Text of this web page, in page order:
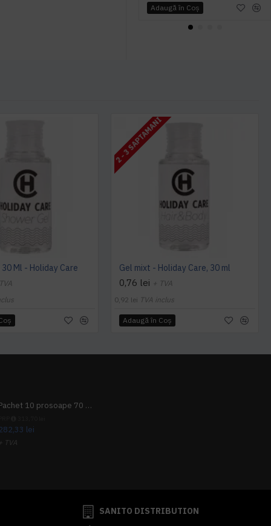
Adaugă în Coş
30 Ml - Holiday Care
2 - 3 SAPTAMANI
Gel mixt - Holiday Care, 30 ml
0,76 lei + TVA
0,92 lei TVA inclus
Adaugă în Coş
Pachet 10 prosoape 70 x 140cm 9 + 1 gratuit
lei
+ TVA
SANITO DISTRIBUTION